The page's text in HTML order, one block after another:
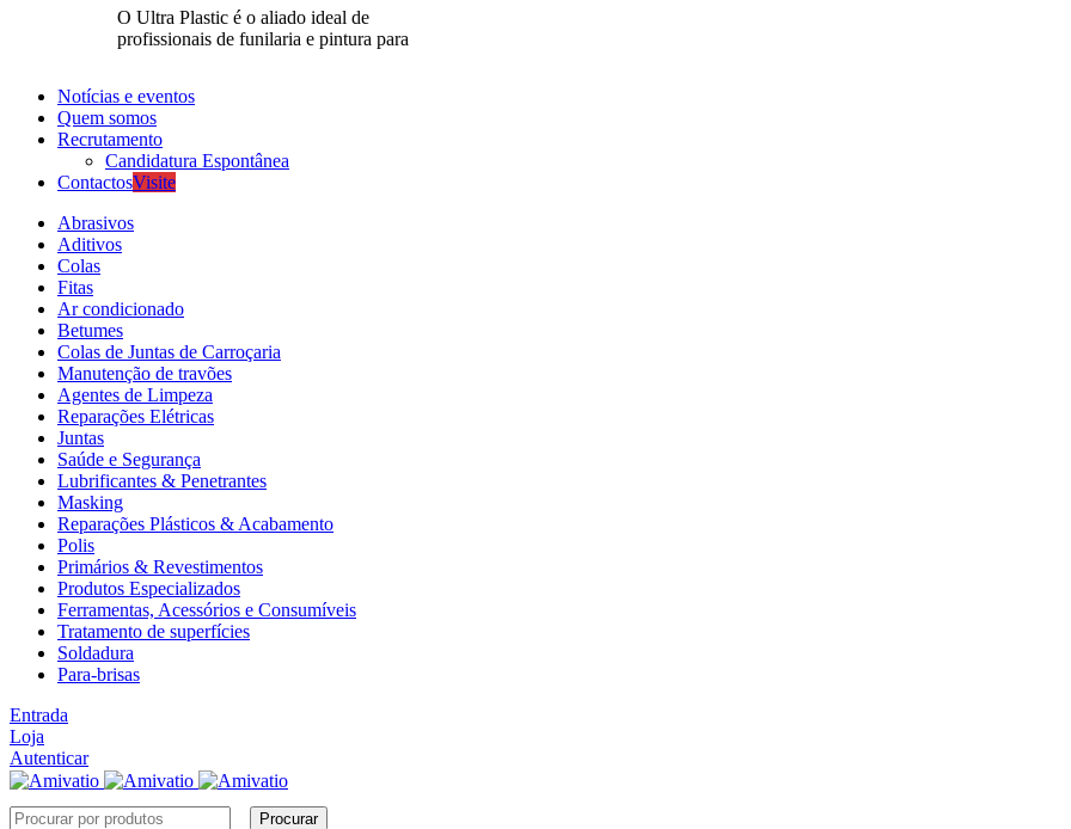
O Ultra Plastic é o aliado ideal de
profissionais de funilaria e pintura para
Notícias e eventos
Quem somos
Recrutamento
Candidatura Espontânea
ContactosVisite
Abrasivos
Aditivos
Colas
Fitas
Ar condicionado
Betumes
Colas de Juntas de Carroçaria
Manutenção de travões
Agentes de Limpeza
Reparações Elétricas
Juntas
Saúde e Segurança
Lubrificantes & Penetrantes
Masking
Reparações Plásticos & Acabamento
Polis
Primários & Revestimentos
Produtos Especializados
Ferramentas, Acessórios e Consumíveis
Tratamento de superfícies
Soldadura
Para-brisas
Entrada
Loja
Autenticar